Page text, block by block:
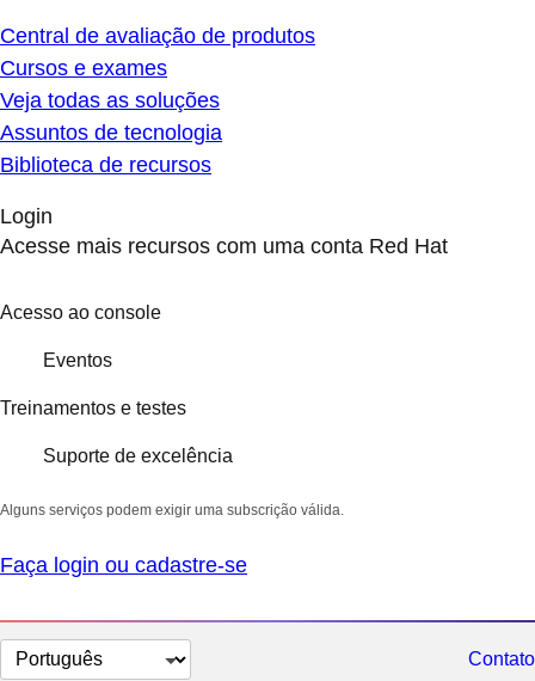
Central de avaliação de produtos
Cursos e exames
Veja todas as soluções
Assuntos de tecnologia
Biblioteca de recursos
Login
Acesse mais recursos com uma conta Red Hat
Acesso ao console
Eventos
Treinamentos e testes
Suporte de excelência
Alguns serviços podem exigir uma subscrição válida.
Faça login ou cadastre-se
Selecionar
Contato